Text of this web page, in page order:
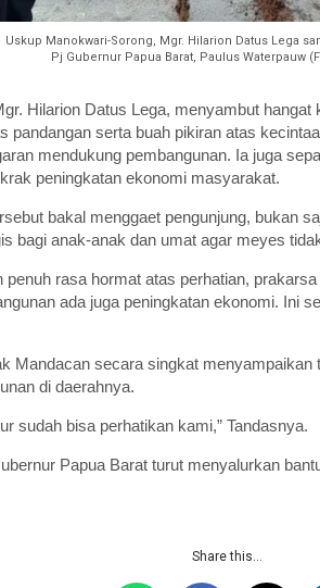
Uskup Manokwari-Sorong, Mgr. Hilarion Datus Lega
Pj Gubernur Papua Barat, Paulus Waterpauw
Hilarion Datus Lega, menyambut
pandangan serta buah pikiran atas
mendukung pembangunan. Ia juga
peningkatan ekonomi masyarakat.
bakal menggaet pengunjung, bukan
bagi anak-anak dan umat agar meyes
penuh rasa hormat atas perhatian,
ada juga peningkatan ekonomi. Ini
Mandacan secara singkat
di daerahnya.
sudah bisa perhatikan kami,” Tandasnya.
Papua Barat turut menyalurkan
Share this...